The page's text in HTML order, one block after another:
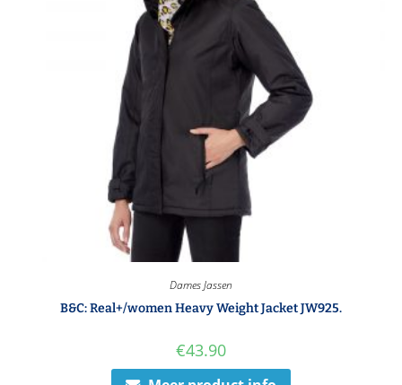
Dames Jassen
B&C: Real+/women Heavy Weight Jacket JW925.
€43.90